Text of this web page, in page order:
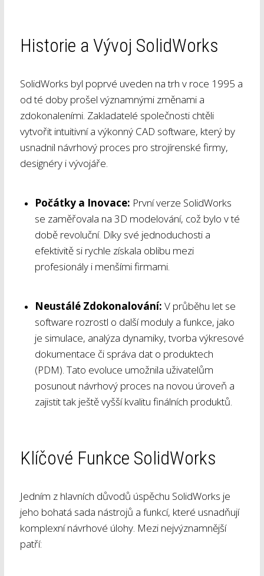
Historie a Vývoj SolidWorks
SolidWorks byl poprvé uveden na trh v roce 1995 a
od té doby prošel významnými změnami a
zdokonaleními. Zakladatelé společnosti chtěli
vytvořit intuitivní a výkonný CAD software, který by
usnadnil návrhový proces pro strojírenské firmy,
designéry i vývojáře.
Počátky a Inovace: První verze SolidWorks
se zaměřovala na 3D modelování, což bylo v té
době revoluční. Díky své jednoduchosti a
efektivitě si rychle získala oblibu mezi
profesionály i menšími firmami.
Neustálé Zdokonalování: V průběhu let se
software rozrostl o další moduly a funkce, jako
je simulace, analýza dynamiky, tvorba výkresové
dokumentace či správa dat o produktech
(PDM). Tato evoluce umožnila uživatelům
posunout návrhový proces na novou úroveň a
zajistit tak ještě vyšší kvalitu finálních produktů.
Klíčové Funkce SolidWorks
Jedním z hlavních důvodů úspěchu SolidWorks je
jeho bohatá sada nástrojů a funkcí, které usnadňují
komplexní návrhové úlohy. Mezi nejvýznamnější
patří: